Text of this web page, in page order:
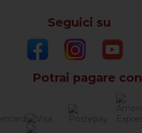
Seguici su
Potrai pagare con